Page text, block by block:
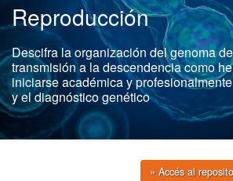
Reproducción
Descifra la organización del genoma
transmisión a la descendencia como
iniciarse académica y
y el diagnóstico genético
» Accés al